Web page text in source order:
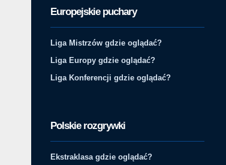
Europejskie puchary
Liga Mistrzów gdzie oglądać?
Liga Europy gdzie oglądać?
Liga Konferencji gdzie oglądać?
Polskie rozgrywki
Ekstraklasa gdzie oglądać?